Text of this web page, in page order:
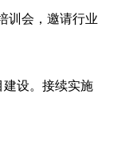
训会，邀请行业
设。接续实施